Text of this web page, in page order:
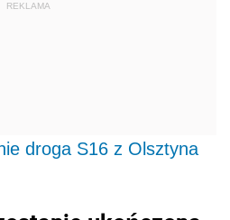
REKLAMA
droga S16 z Olsztyna